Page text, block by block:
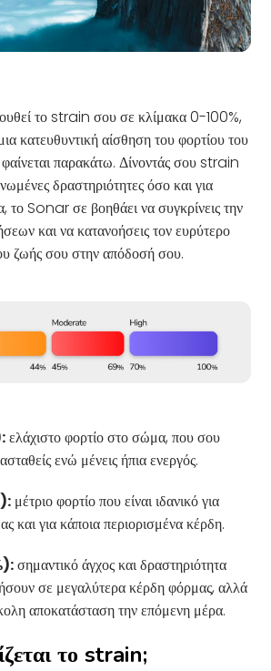
το strain σου σε κλίμακα 0-100%,
κατευθυντική αίσθηση του φορτίου του
παρακάτω. Δίνοντάς σου strain
δραστηριότητες όσο και για
το Sonar σε βοηθάει να συγκρίνεις την
και να κατανοήσεις τον ευρύτερο
ζωής σου στην απόδοσή σου.
ελάχιστο φορτίο στο σώμα, που σου
ενώ μένεις ήπια ενεργός.
μέτριο φορτίο που είναι ιδανικό για
και για κάποια περιορισμένα κέρδη.
σημαντικό άγχος και δραστηριότητα
σε μεγαλύτερα κέρδη φόρμας, αλλά
αποκατάσταση την επόμενη μέρα.
το strain;